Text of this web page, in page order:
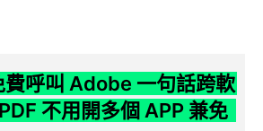
呼叫 Adobe 一句話跨軟
不用開多個 APP 兼免